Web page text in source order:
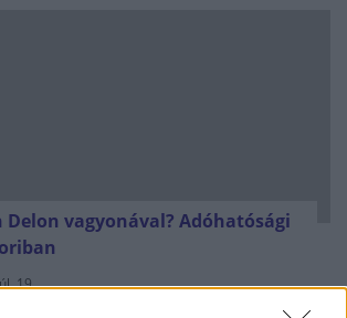
vagyonával? Adóhatósági
19.